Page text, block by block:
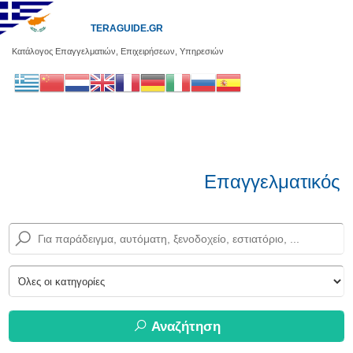
Κατάλογος Επαγγελματιών, Επιχειρήσεων, Υπηρεσιών
TERAGUIDE.GR
Επαγγελματικός
Αναζήτηση